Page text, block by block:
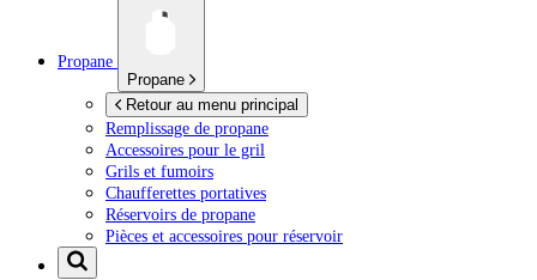
Propane
Propane
Retour au menu principal
Remplissage de propane
Accessoires pour le gril
Grils et fumoirs
Chaufferettes portatives
Réservoirs de propane
Pièces et accessoires pour réservoir